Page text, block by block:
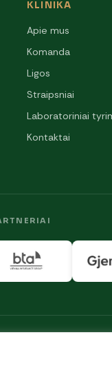
KLINIKA
Apie mus
Komanda
Ligos
Straipsniai
Laboratoriniai
Kontaktai